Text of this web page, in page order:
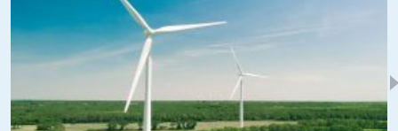
ALERTER
Anfer 30.11.2020 à 08h54
Onfray est devenu un BHL lui aussi.